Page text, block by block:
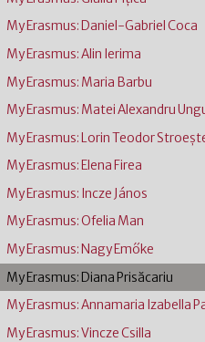
My Erasmus: Daniel-Gabriel Coca
My Erasmus: Alin Ierima
My Erasmus: Maria Barbu
My Erasmus: Matei Alexandru
My Erasmus: Lorin Teodor
My Erasmus: Elena Firea
My Erasmus: Incze János
My Erasmus: Ofelia Man
My Erasmus: Nagy Emőke
My Erasmus: Diana Prisăcariu
My Erasmus: Annamaria Izabella
My Erasmus: Vincze Csilla